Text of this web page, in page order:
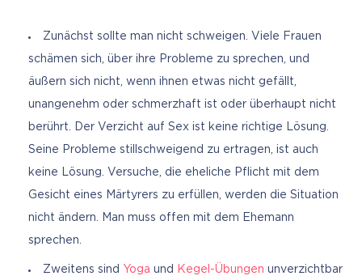
Zunächst sollte man nicht schweigen. Viele Frauen
schämen sich, über ihre Probleme zu sprechen, und
äußern sich nicht, wenn ihnen etwas nicht gefällt,
unangenehm oder schmerzhaft ist oder überhaupt nicht
berührt. Der Verzicht auf Sex ist keine richtige Lösung.
Seine Probleme stillschweigend zu ertragen, ist auch
keine Lösung. Versuche, die eheliche Pflicht mit dem
Gesicht eines Märtyrers zu erfüllen, werden die Situation
nicht ändern. Man muss offen mit dem Ehemann
sprechen.
Zweitens sind Yoga und Kegel-Übungen unverzichtbar